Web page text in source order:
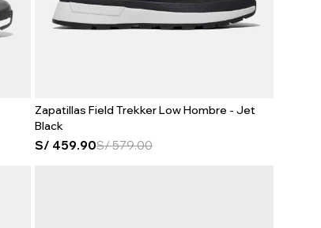
Zapatillas Field Trekker Low Hombre - Jet
Black
S/ 459.90S/579.00